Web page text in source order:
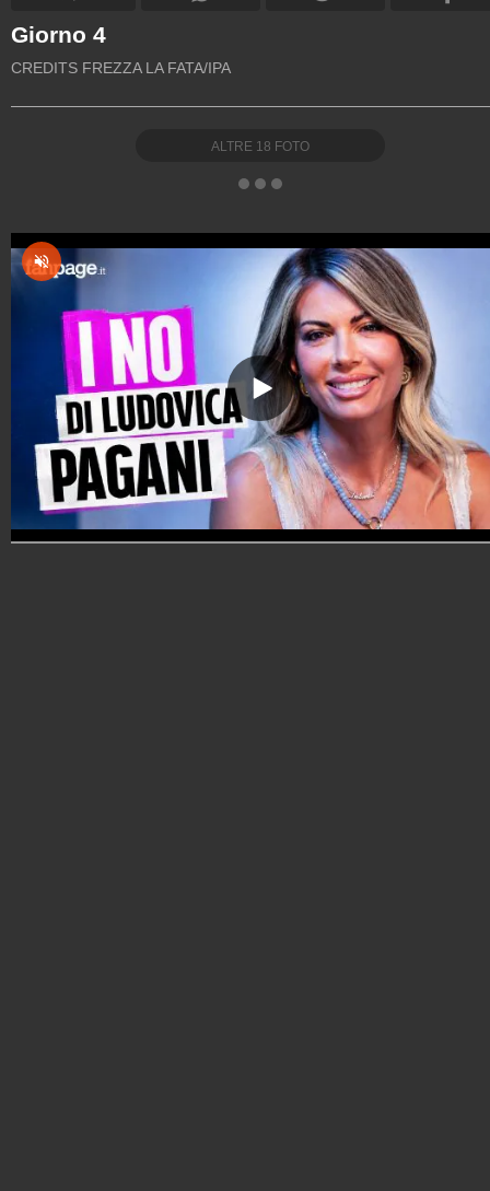
Giorno 4
CREDITS FREZZA LA FATA/IPA
ALTRE 18 FOTO